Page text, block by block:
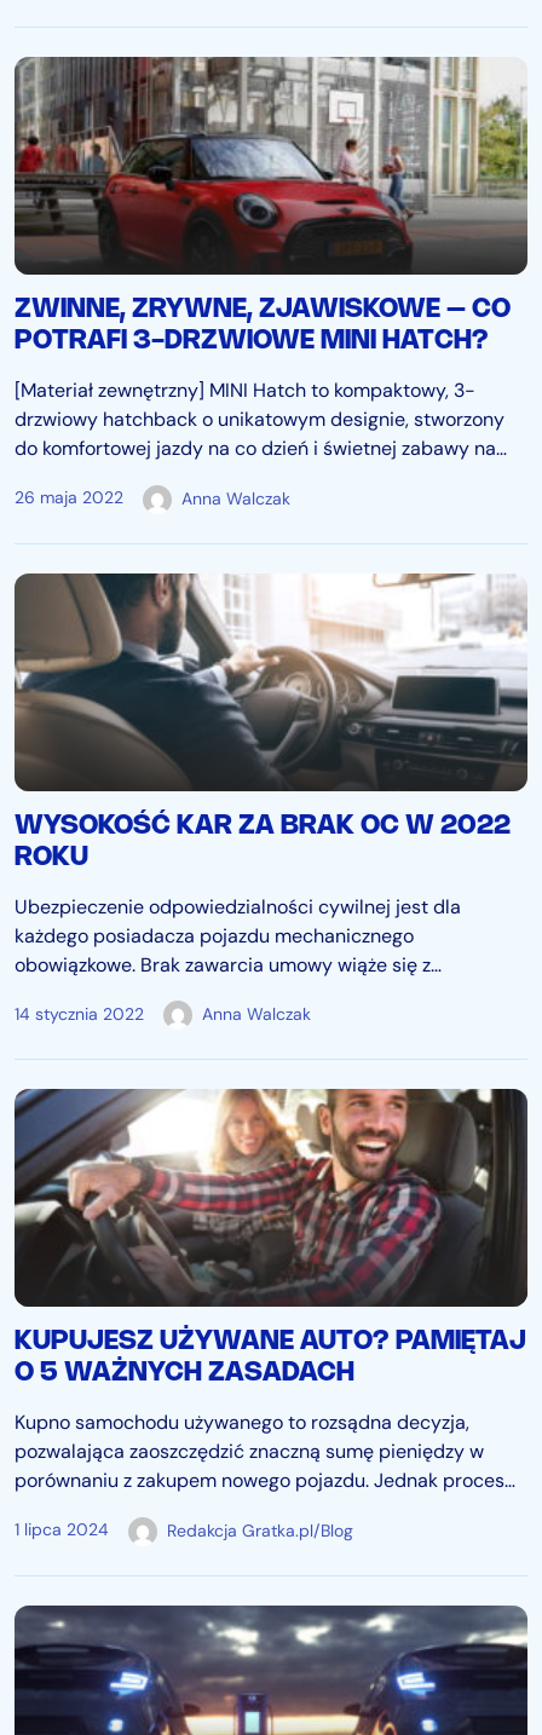
ZWINNE, ZRYWNE, ZJAWISKOWE – CO
POTRAFI 3-DRZWIOWE MINI HATCH?
[Materiał zewnętrzny] MINI Hatch to kompaktowy, 3-
drzwiowy hatchback o unikatowym designie, stworzony
do komfortowej jazdy na co dzień i świetnej zabawy na
scharakteryzować hatchbacka MINI, to powiedzielibyśmy,
26 maja 2022 Anna Walczak
WYSOKOŚĆ KAR ZA BRAK OC W 2022
ROKU
Ubezpieczenie odpowiedzialności cywilnej jest dla
każdego posiadacza pojazdu mechanicznego
obowiązkowe. Brak zawarcia umowy wiąże się z
zachować szczególną ostrożność, ponieważ już nawet
14 stycznia 2022 Anna Walczak
KUPUJESZ UŻYWANE AUTO? PAMIĘTAJ
O 5 WAŻNYCH ZASADACH
Kupno samochodu używanego to rozsądna decyzja,
pozwalająca zaoszczędzić znaczną sumę pieniędzy w
porównaniu z zakupem nowego pojazdu. Jednak proces
nieuczciwi sprzedawcy, którzy chcą ukryć wcześniejsze
1 lipca 2024 Redakcja Gratka.pl/Blog